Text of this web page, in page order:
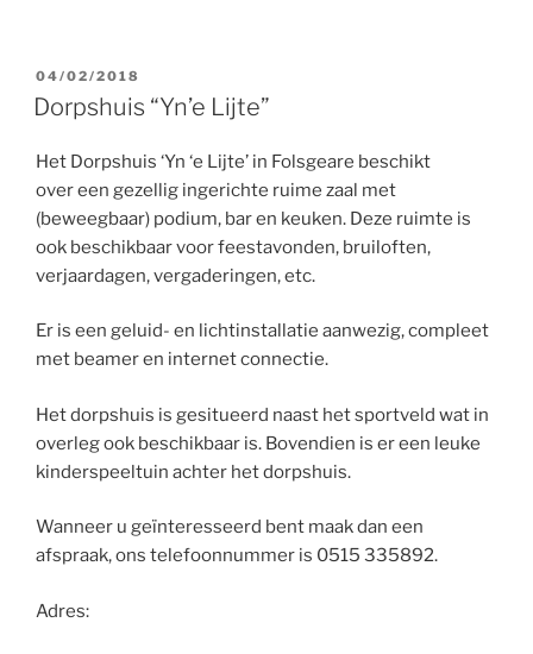
GEPLAATST
OP
04/02/2018
Dorpshuis “Yn’e Lijte”
Het Dorpshuis ‘Yn ‘e Lijte’ in Folsgeare beschikt
over een gezellig ingerichte ruime zaal met
(beweegbaar) podium, bar en keuken. Deze ruimte is
ook beschikbaar voor feestavonden, bruiloften,
verjaardagen, vergaderingen, etc.
Er is een geluid- en lichtinstallatie aanwezig, compleet
met beamer en internet connectie.
Het dorpshuis is gesitueerd naast het sportveld wat in
overleg ook beschikbaar is. Bovendien is er een leuke
kinderspeeltuin achter het dorpshuis.
Wanneer u geïnteresseerd bent maak dan een
afspraak, ons telefoonnummer is 0515 335892.
Adres: